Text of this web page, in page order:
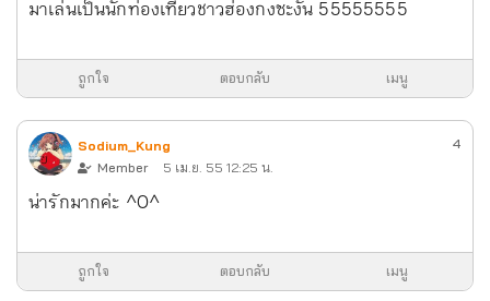
มาเล่นเป็นนักท่องเที่ยวชาวฮ่องกงซะงั้น 55555555
ถูกใจ ตอบกลับ เมนู
Sodium_Kung
Member
5 เม.ย. 55 12:25 น.
4
น่ารักมากค่ะ ^O^
ถูกใจ ตอบกลับ เมนู